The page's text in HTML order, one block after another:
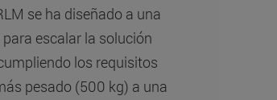
se ha diseñado a una
escalar la solución
los requisitos
pesado (500 kg) a una